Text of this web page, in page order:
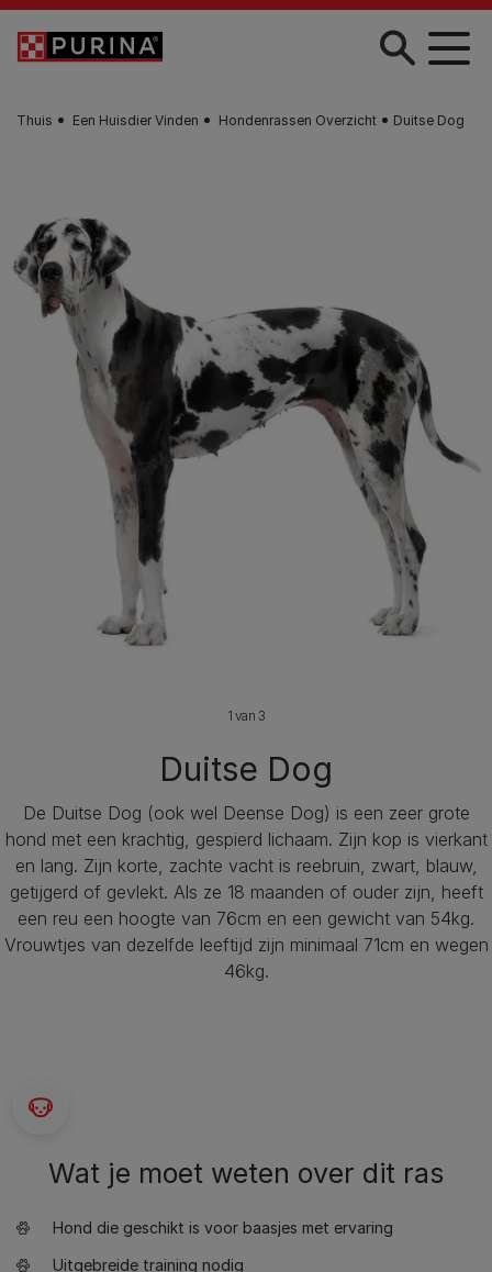
Skip to main content
Thuis Een Huisdier Vinden Hondenrassen Overzicht Duitse Dog
Duitse Dog
De Duitse Dog (ook wel Deense Dog) is een zeer grote
hond met een krachtig, gespierd lichaam. Zijn kop is vierkant
en lang. Zijn korte, zachte vacht is reebruin, zwart, blauw,
getijgerd of gevlekt. Als ze 18 maanden of ouder zijn, heeft
een reu een hoogte van 76cm en een gewicht van 54kg.
Vrouwtjes van dezelfde leeftijd zijn minimaal 71cm en wegen
46kg.
1 van 3
Wat je moet weten over dit ras
Hond die geschikt is voor baasjes met ervaring
Uitgebreide training nodig